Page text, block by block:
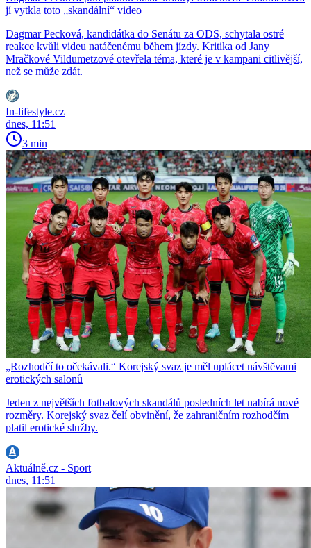
jí vytkla toto „skandální“ video
Dagmar Pecková, kandidátka do Senátu za ODS, schytala ostré
reakce kvůli videu natáčenému během jízdy. Kritika od Jany
Mračkové Vildumetzové otevřela téma, které je v kampani citlivější,
než se může zdát.
In-lifestyle.cz
dnes, 11:51
3 min
„Rozhodčí to očekávali.“ Korejský svaz je měl uplácet návštěvami
erotických salonů
Jeden z největších fotbalových skandálů posledních let nabírá nové
rozměry. Korejský svaz čelí obvinění, že zahraničním rozhodčím
platil erotické služby.
Aktuálně.cz - Sport
dnes, 11:51